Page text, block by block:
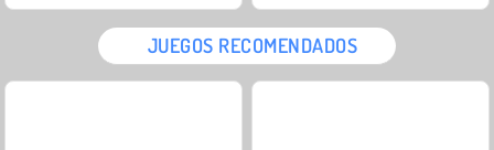
JUEGOS RECOMENDADOS